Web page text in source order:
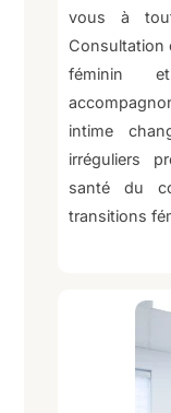
vous à
Consultation
féminin
intime
irréguliers
santé du
transitions